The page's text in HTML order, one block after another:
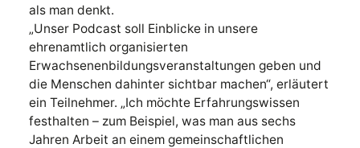
als man denkt.
„Unser Podcast soll Einblicke in unsere
ehrenamtlich organisierten
Erwachsenenbildungsveranstaltungen geben und
die Menschen dahinter sichtbar machen“, erläutert
ein Teilnehmer. „Ich möchte Erfahrungswissen
festhalten – zum Beispiel, was man aus sechs
Jahren Arbeit an einem gemeinschaftlichen